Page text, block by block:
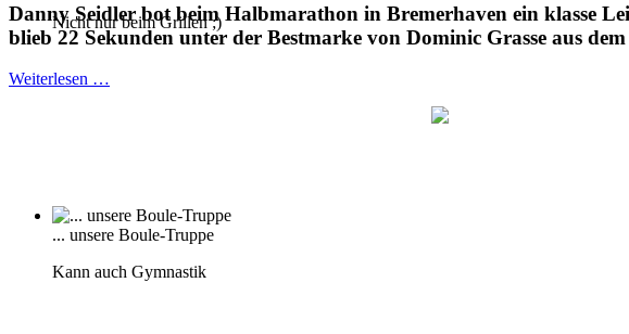
Nicht nur beim Grillen ;)
... unsere Boule-Truppe
Kann auch Gymnastik
Danny Seidler bot beim Halbmarathon in Bremerhaven ein klasse
blieb 22 Sekunden unter der Bestmarke von Dominic Grasse aus
Weiterlesen …